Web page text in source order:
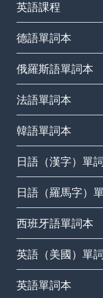
英語課程
德語單詞本
俄羅斯語單詞本
法語單詞本
韓語單詞本
日語（漢字）單
日語（羅馬字）
西班牙語單詞本
英語（美國）單
英語單詞本